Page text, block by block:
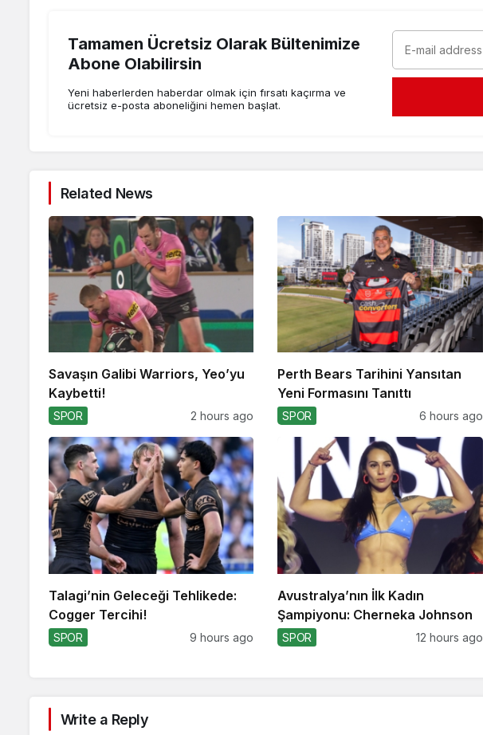
Tamamen Ücretsiz Olarak Bültenimize
Abone Olabilirsin
Yeni haberlerden haberdar olmak için fırsatı kaçırma ve
ücretsiz e-posta aboneliğini hemen başlat.
Related News
Savaşın Galibi Warriors, Yeo’yu
Kaybetti!
SPOR 2 hours ago
Perth Bears Tarihini Yansıtan
Yeni Formasını Tanıttı
SPOR 6 hours ago
Talagi’nin Geleceği Tehlikede:
Cogger Tercihi!
SPOR 9 hours ago
Avustralya’nın İlk Kadın
Şampiyonu: Cherneka Johnson
SPOR 12 hours ago
Write a Reply